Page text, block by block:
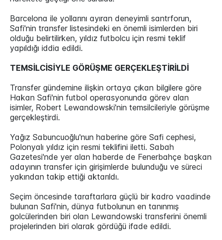
Barcelona ile yollarını ayıran deneyimli santrforun,
Safi'nin transfer listesindeki en önemli isimlerden biri
olduğu belirtilirken, yıldız futbolcu için resmi teklif
yapıldığı iddia edildi.
TEMSİLCİSİYLE GÖRÜŞME GERÇEKLEŞTİRİLDİ
Transfer gündemine ilişkin ortaya çıkan bilgilere göre
Hakan Safi'nin futbol operasyonunda görev alan
isimler, Robert Lewandowski'nin temsilcileriyle görüşme
gerçekleştirdi.
Yağız Sabuncuoğlu'nun haberine göre Safi cephesi,
Polonyalı yıldız için resmi teklifini iletti. Sabah
Gazetesi'nde yer alan haberde de Fenerbahçe başkan
adayının transfer için girişimlerde bulunduğu ve süreci
yakından takip ettiği aktarıldı.
Seçim öncesinde taraftarlara güçlü bir kadro vaadinde
bulunan Safi'nin, dünya futbolunun en tanınmış
golcülerinden biri olan Lewandowski transferini önemli
projelerinden biri olarak gördüğü ifade edildi.